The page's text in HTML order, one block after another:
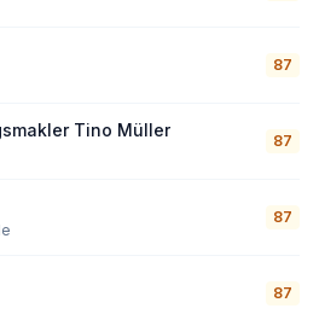
87
Tino Müller
87
87
87